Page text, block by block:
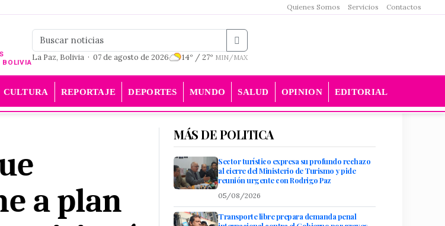
Quienes Somos Servicios Contactos
BOLIVIA
La Paz, Bolivia · 07 de agosto de 2026 14º / 27º MIN/MAX
CULTURA REPORTAJE DEPORTES MUNDO SALUD OPINION EDITORIAL
a plan
MÁS DE POLITICA
Sector turístico expresa su profundo rechazo
al cierre del Ministerio de Turismo y pide
reunión urgente con Rodrigo Paz
05/08/2026
Transporte libre prepara demanda penal